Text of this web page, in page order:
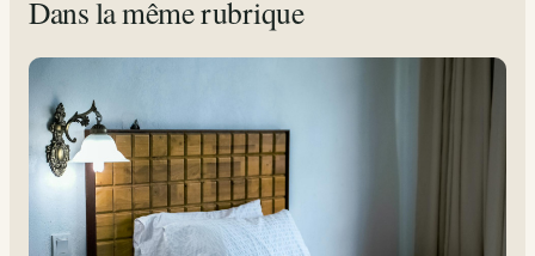
Dans la même rubrique